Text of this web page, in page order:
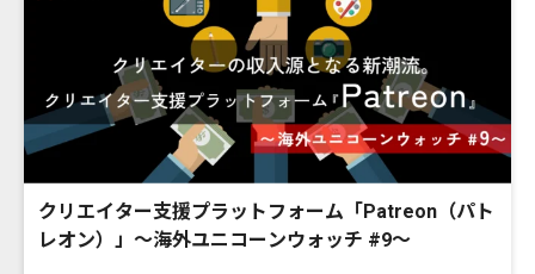
クリエイター支援プラットフォーム「Patreon（パト
レオン）」〜海外ユニコーンウォッチ #9〜